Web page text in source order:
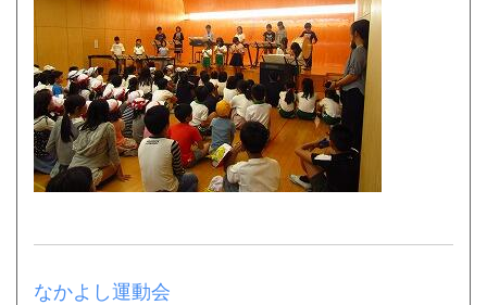
なかよし運動会